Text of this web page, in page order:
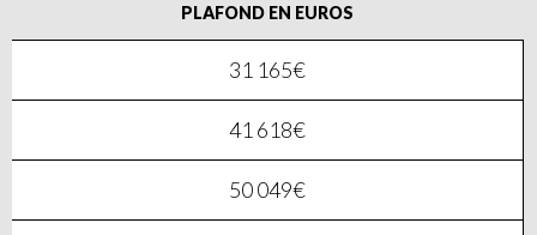
PLAFOND EN EUROS
31 165€
41 618€
50 049€